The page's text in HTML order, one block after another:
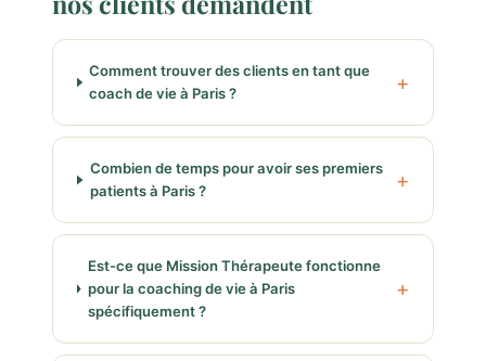
Comment trouver des clients en tant que
coach de vie à Paris ?
Combien de temps pour avoir ses premiers
patients à Paris ?
Est-ce que Mission Thérapeute fonctionne
pour la coaching de vie à Paris
spécifiquement ?